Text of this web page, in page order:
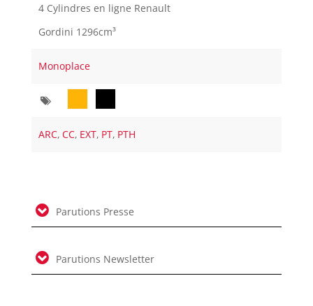
4 Cylindres en ligne Renault
Gordini 1296cm³
Monoplace
ARC, CC, EXT, PT, PTH
Parutions Presse
Parutions Newsletter